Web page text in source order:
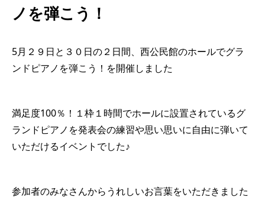
ノを弾こう！
5月２９日と３０日の２日間、西公民館のホールでグラ
ンドピアノを弾こう！を開催しました
満足度100％！１枠１時間でホールに設置されているグ
ランドピアノを発表会の練習や思い思いに自由に弾いて
いただけるイベントでした♪
参加者のみなさんからうれしいお言葉をいただきました